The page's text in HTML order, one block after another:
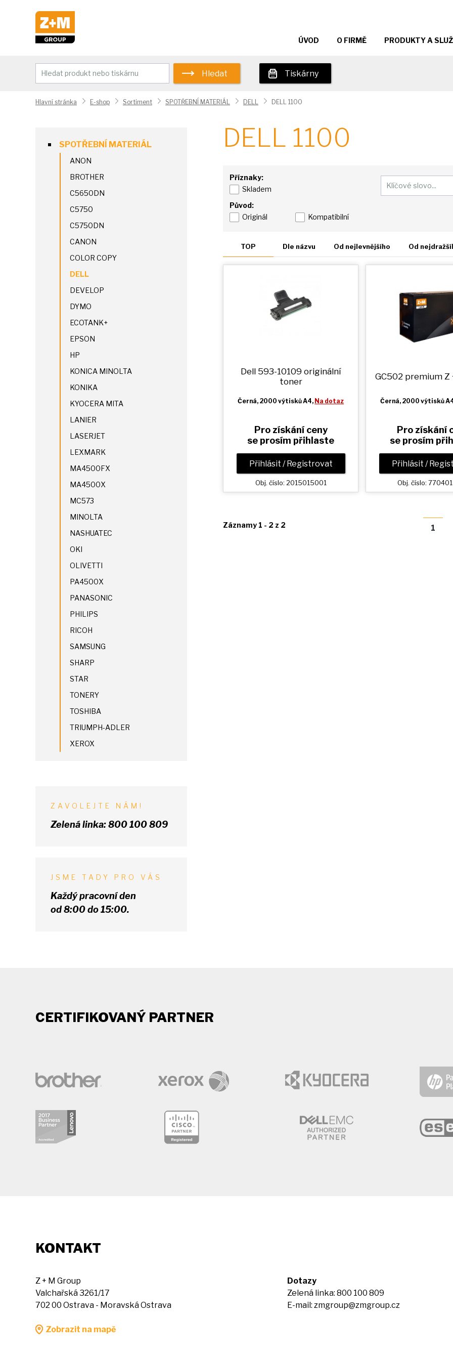
ÚVOD O FIRMĚ PRODUKTY A
Hledat Tiskárny
Hlavní stránka E-shop Sortiment SPOTŘEBNÍ MATERIÁL DELL DELL 1100
DELL 1100
Příznaky:
Skladem
Původ:
Originál
Kompatibilní
TOP Dle názvu Od nejlevnějšího Od
Dell 593-10109 originální
toner
Černá, 2000 výtisků A4, Na dotaz
Pro získání ceny
se prosím přihlaste
Přihlásit / Registrovat
Obj. číslo: 2015015001
GC502 premiumZ
Černá, 2000 výtisků
Pro získání
se prosím
Přihlásit /
Obj. číslo:
Záznamy 1 - 2 z 2 1
SPOTŘEBNÍ MATERIÁL
ANON
BROTHER
C5650DN
C5750
C5750DN
CANON
COLOR COPY
DELL
DEVELOP
DYMO
ECOTANK+
EPSON
HP
KONICA MINOLTA
KONIKA
KYOCERA MITA
LANIER
LASERJET
LEXMARK
MA4500FX
MA4500X
MC573
MINOLTA
NASHUATEC
OKI
OLIVETTI
PA4500X
PANASONIC
PHILIPS
RICOH
SAMSUNG
SHARP
STAR
TONERY
TOSHIBA
TRIUMPH-ADLER
XEROX
ZAVOLEJTE NÁM!
Zelená linka:800 100 809
JSME TADY PRO VÁS
Každý pracovní den
od 8:00 do 15:00.
CERTIFIKOVANÝ PARTNER
KONTAKT
Z + M Group
Valchařská 3261/17
702 00 Ostrava - Moravská Ostrava
Zobrazit na mapě
Dotazy
Zelená linka: 800 100 809
E-mail: zmgroup@zmgroup.cz